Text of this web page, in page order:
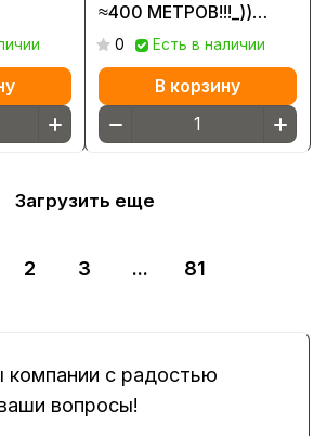
≈400 МЕТРОВ!!!_))
т.серый Р
0 Есть в наличии
В корзину
Загрузить еще
2 3 ... 81
с радостью
вопросы!